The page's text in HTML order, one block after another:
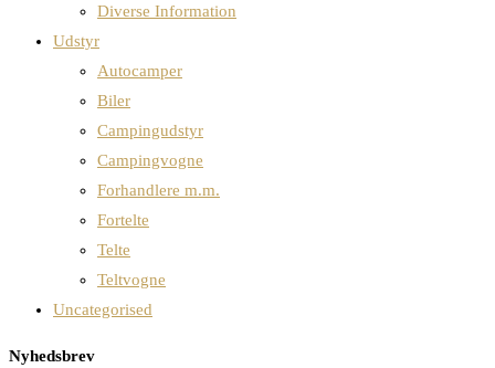
Diverse Information
Udstyr
Autocamper
Biler
Campingudstyr
Campingvogne
Forhandlere m.m.
Fortelte
Telte
Teltvogne
Uncategorised
Nyhedsbrev